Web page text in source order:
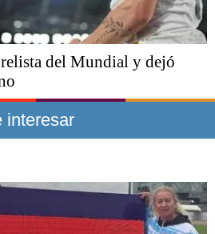
del Mundial y dejó
interesar